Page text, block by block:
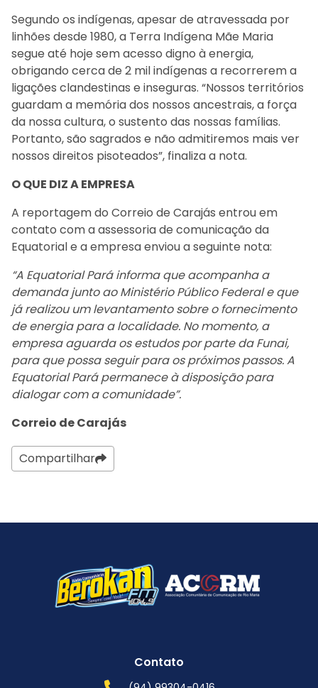
Segundo os indígenas, apesar de atravessada por
linhões desde 1980, a Terra Indígena Mãe Maria
segue até hoje sem acesso digno à energia,
obrigando cerca de 2 mil indígenas a recorrerem a
ligações clandestinas e inseguras. “Nossos territórios
guardam a memória dos nossos ancestrais, a força
da nossa cultura, o sustento das nossas famílias.
Portanto, são sagrados e não admitiremos mais ver
nossos direitos pisoteados”, finaliza a nota.
O QUE DIZ A EMPRESA
A reportagem do Correio de Carajás entrou em
contato com a assessoria de comunicação da
Equatorial e a empresa enviou a seguinte nota:
“A Equatorial Pará informa que acompanha a
demanda junto ao Ministério Público Federal e que
já realizou um levantamento sobre o fornecimento
de energia para a localidade. No momento, a
empresa aguarda os estudos por parte da Funai,
para que possa seguir para os próximos passos. A
Equatorial Pará permanece à disposição para
dialogar com a comunidade”.
Correio de Carajás
Compartilhar
Contato